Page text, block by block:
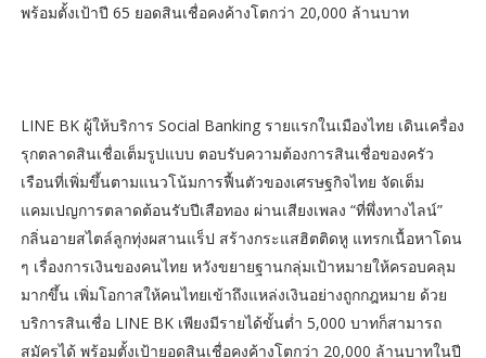
พร้อมตั้งเป้าปี 65 ยอดสินเชื่อคงค้างโตกว่า 20,000 ล้านบาท
LINE BK ผู้ให้บริการ Social Banking รายแรกในเมืองไทย เดินเครื่อง
รุกตลาดสินเชื่อเต็มรูปแบบ ตอบรับความต้องการสินเชื่อของครัว
เรือนที่เพิ่มขึ้นตามแนวโน้มการฟื้นตัวของเศรษฐกิจไทย จัดเต็ม
แคมเปญการตลาดต้อนรับปีเสือทอง ผ่านเสียงเพลง “ที่พึ่งทางไลน์”
กลิ่นอายสไตล์ลูกทุ่งผสานแร็ป สร้างกระแสฮิตติดหู แทรกเนื้อหาโดน
ๆ เรื่องการเงินของคนไทย หวังขยายฐานกลุ่มเป้าหมายให้ครอบคลุม
มากขึ้น เพิ่มโอกาสให้คนไทยเข้าถึงแหล่งเงินอย่างถูกกฎหมาย ด้วย
บริการสินเชื่อ LINE BK เพียงมีรายได้ขั้นต่ำ 5,000 บาทก็สามารถ
สมัครได้ พร้อมตั้งเป้ายอดสินเชื่อคงค้างโตกว่า 20,000 ล้านบาทในปี